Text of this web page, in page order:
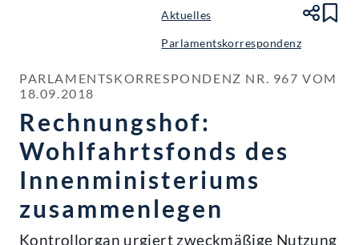
Aktuelles
Parlamentskorrespondenz
PARLAMENTSKORRESPONDENZ NR. 967 VOM
18.09.2018
Rechnungshof:
Wohlfahrtsfonds des
Innenministeriums
zusammenlegen
Kontrollorgan urgiert zweckmäßige Nutzung